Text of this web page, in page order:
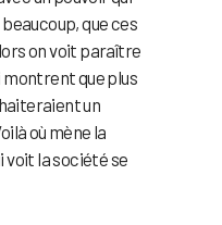
que ces
on voit paraître
montrent que plus
un
où mène la
voit la société se